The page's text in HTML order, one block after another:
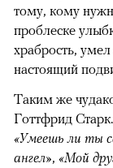
тому, кому
проблеске
храбрость,
настоящий
Таким же
Готтфрид Старк.
«Умеешь ли ты
ангел», «Мой